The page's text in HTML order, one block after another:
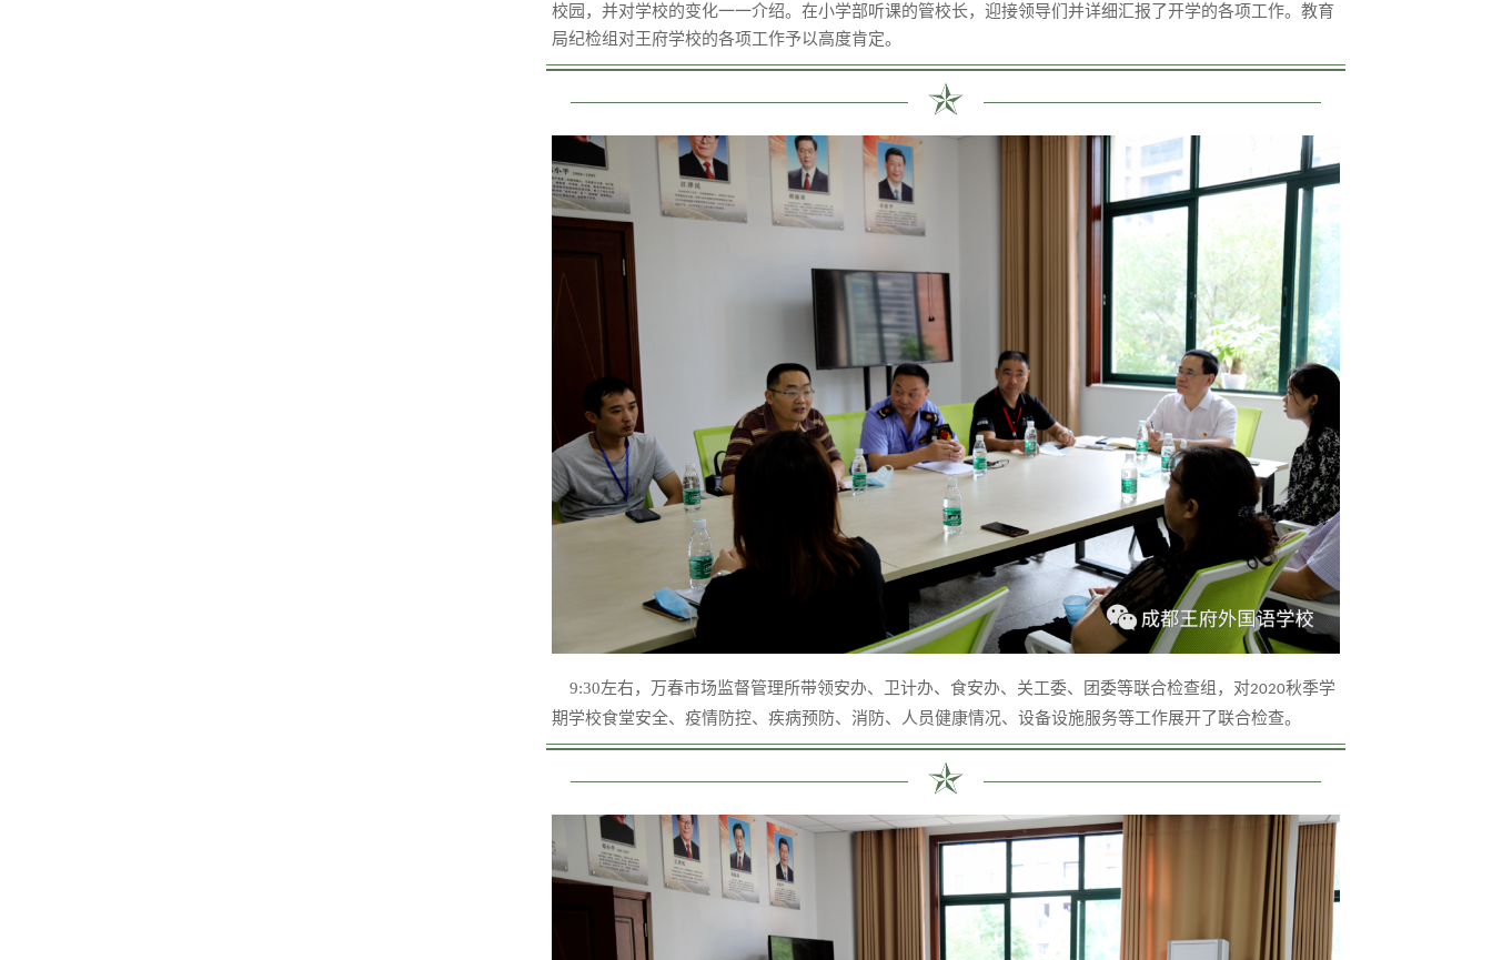
校园，并对学校的变化一一介绍。在小学部听课的管校长，迎接领导们并详细汇报了开学的各项工作。教育
局纪检组对王府学校的各项工作予以高度肯定。
9:30左右，万春市场监督管理所带领安办、卫计办、食安办、关工委、团委等联合检查组，对2020秋季学
期学校食堂安全、疫情防控、疾病预防、消防、人员健康情况、设备设施服务等工作展开了联合检查。